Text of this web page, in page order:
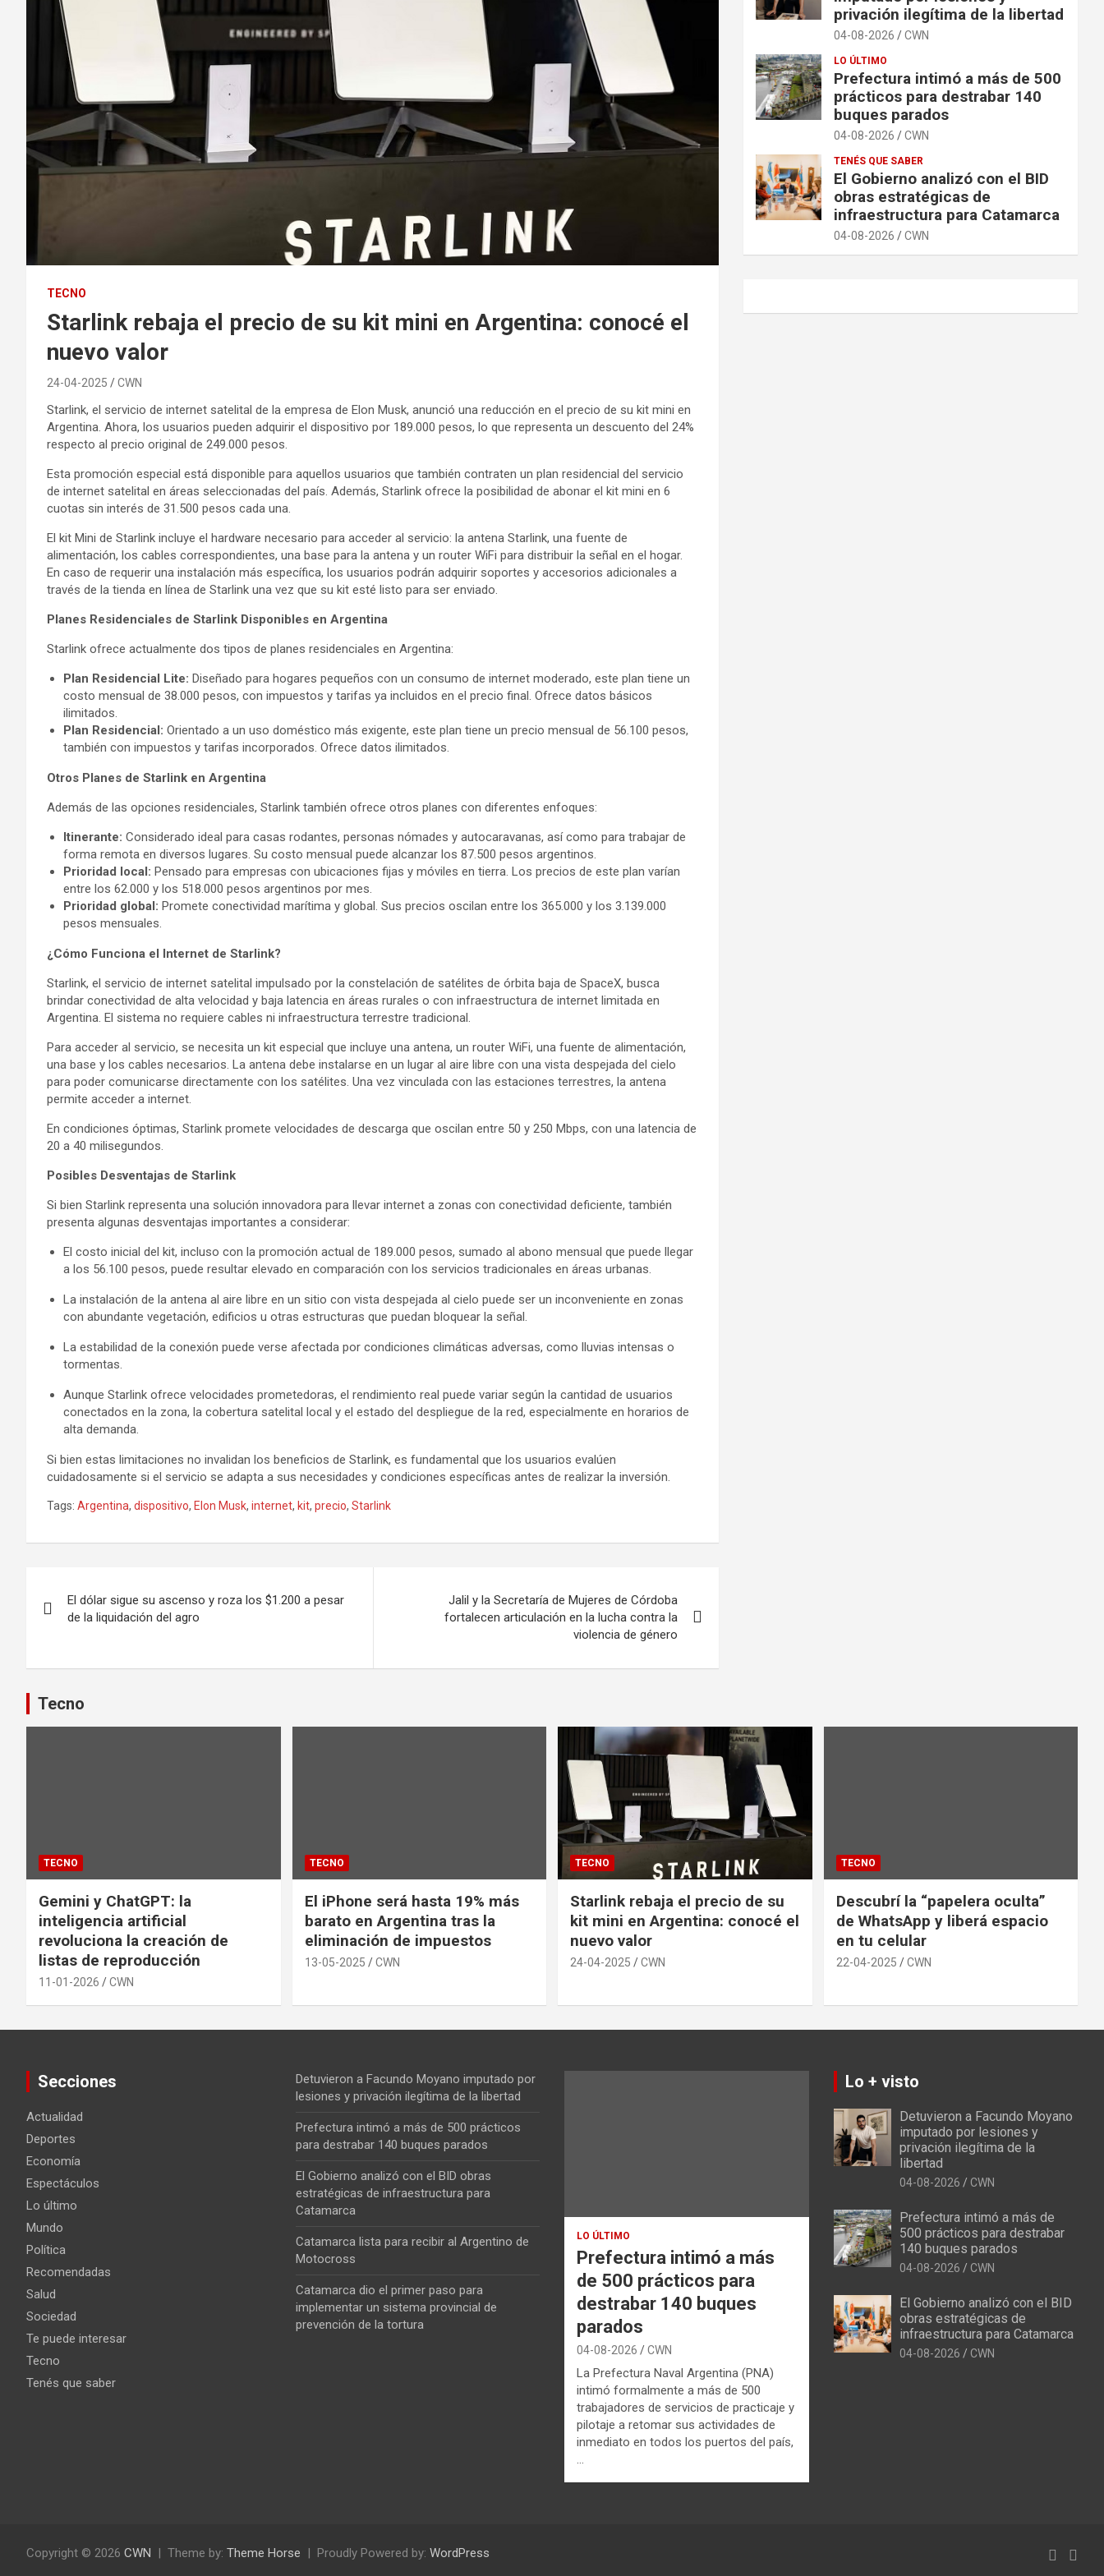
TECNO
Starlink rebaja el precio de su kit mini en Argentina: conocé el
nuevo valor
24-04-2025 CWN
Starlink, el servicio de internet satelital de la empresa de Elon Musk, anunció una reducción en el precio de su kit mini en
Argentina. Ahora, los usuarios pueden adquirir el dispositivo por 189.000 pesos, lo que representa un descuento del 24%
respecto al precio original de 249.000 pesos.
Esta promoción especial está disponible para aquellos usuarios que también contraten un plan residencial del servicio
de internet satelital en áreas seleccionadas del país. Además, Starlink ofrece la posibilidad de abonar el kit mini en 6
cuotas sin interés de 31.500 pesos cada una.
El kit Mini de Starlink incluye el hardware necesario para acceder al servicio: la antena Starlink, una fuente de
alimentación, los cables correspondientes, una base para la antena y un router WiFi para distribuir la señal en el hogar.
En caso de requerir una instalación más específica, los usuarios podrán adquirir soportes y accesorios adicionales a
través de la tienda en línea de Starlink una vez que su kit esté listo para ser enviado.
Planes Residenciales de Starlink Disponibles en Argentina
Starlink ofrece actualmente dos tipos de planes residenciales en Argentina:
Plan Residencial Lite: Diseñado para hogares pequeños con un consumo de internet moderado, este plan tiene un
costo mensual de 38.000 pesos, con impuestos y tarifas ya incluidos en el precio final. Ofrece datos básicos
ilimitados.
Plan Residencial: Orientado a un uso doméstico más exigente, este plan tiene un precio mensual de 56.100 pesos,
también con impuestos y tarifas incorporados. Ofrece datos ilimitados.
Otros Planes de Starlink en Argentina
Además de las opciones residenciales, Starlink también ofrece otros planes con diferentes enfoques:
Itinerante: Considerado ideal para casas rodantes, personas nómades y autocaravanas, así como para trabajar de
forma remota en diversos lugares. Su costo mensual puede alcanzar los 87.500 pesos argentinos.
Prioridad local: Pensado para empresas con ubicaciones fijas y móviles en tierra. Los precios de este plan varían
entre los 62.000 y los 518.000 pesos argentinos por mes.
Prioridad global: Promete conectividad marítima y global. Sus precios oscilan entre los 365.000 y los 3.139.000
pesos mensuales.
¿Cómo Funciona el Internet de Starlink?
Starlink, el servicio de internet satelital impulsado por la constelación de satélites de órbita baja de SpaceX, busca
brindar conectividad de alta velocidad y baja latencia en áreas rurales o con infraestructura de internet limitada en
Argentina. El sistema no requiere cables ni infraestructura terrestre tradicional.
Para acceder al servicio, se necesita un kit especial que incluye una antena, un router WiFi, una fuente de alimentación,
una base y los cables necesarios. La antena debe instalarse en un lugar al aire libre con una vista despejada del cielo
para poder comunicarse directamente con los satélites. Una vez vinculada con las estaciones terrestres, la antena
permite acceder a internet.
En condiciones óptimas, Starlink promete velocidades de descarga que oscilan entre 50 y 250 Mbps, con una latencia de
20 a 40 milisegundos.
Posibles Desventajas de Starlink
Si bien Starlink representa una solución innovadora para llevar internet a zonas con conectividad deficiente, también
presenta algunas desventajas importantes a considerar:
El costo inicial del kit, incluso con la promoción actual de 189.000 pesos, sumado al abono mensual que puede llegar
a los 56.100 pesos, puede resultar elevado en comparación con los servicios tradicionales en áreas urbanas.
La instalación de la antena al aire libre en un sitio con vista despejada al cielo puede ser un inconveniente en zonas
con abundante vegetación, edificios u otras estructuras que puedan bloquear la señal.
La estabilidad de la conexión puede verse afectada por condiciones climáticas adversas, como lluvias intensas o
tormentas.
Aunque Starlink ofrece velocidades prometedoras, el rendimiento real puede variar según la cantidad de usuarios
conectados en la zona, la cobertura satelital local y el estado del despliegue de la red, especialmente en horarios de
alta demanda.
Si bien estas limitaciones no invalidan los beneficios de Starlink, es fundamental que los usuarios evalúen
cuidadosamente si el servicio se adapta a sus necesidades y condiciones específicas antes de realizar la inversión.
Tags: Argentina, dispositivo, Elon Musk, internet, kit, precio, Starlink
de
El dólar sigue su ascenso y roza los $1.200 a pesar
de la liquidación del agro
Jalil y la Secretaría de Mujeres de Córdoba
fortalecen articulación en la lucha contra la
violencia de género
privación ilegítima de la libertad
04-08-2026 CWN
LO ÚLTIMO
Prefectura intimó a más de 500
prácticos para destrabar 140
buques parados
04-08-2026 CWN
TENÉS QUE SABER
El Gobierno analizó con el BID
obras estratégicas de
infraestructura para Catamarca
04-08-2026 CWN
Tecno
TECNO
Gemini y ChatGPT: la
inteligencia artificial
revoluciona la creación de
listas de reproducción
11-01-2026 CWN
TECNO
El iPhone será hasta 19% más
barato en Argentina tras la
eliminación de impuestos
13-05-2025 CWN
TECNO
Starlink rebaja el precio de su
kit mini en Argentina: conocé el
nuevo valor
24-04-2025 CWN
TECNO
Descubrí la “papelera oculta”
de WhatsApp y liberá espacio
en tu celular
22-04-2025 CWN
Secciones
Actualidad
Deportes
Economía
Espectáculos
Lo último
Mundo
Política
Recomendadas
Salud
Sociedad
Te puede interesar
Tecno
Tenés que saber
Detuvieron a Facundo Moyano imputado por
lesiones y privación ilegítima de la libertad
Prefectura intimó a más de 500 prácticos
para destrabar 140 buques parados
El Gobierno analizó con el BID obras
estratégicas de infraestructura para
Catamarca
Catamarca lista para recibir al Argentino de
Motocross
Catamarca dio el primer paso para
implementar un sistema provincial de
prevención de la tortura
LO ÚLTIMO
Prefectura intimó a más
de 500 prácticos para
destrabar 140 buques
parados
04-08-2026 CWN
La Prefectura Naval Argentina (PNA)
intimó formalmente a más de 500
trabajadores de servicios de practicaje y
pilotaje a retomar sus actividades de
inmediato en todos los puertos del país,
…
Lo + visto
Detuvieron a Facundo Moyano
imputado por lesiones y
privación ilegítima de la
libertad
04-08-2026 CWN
Prefectura intimó a más de
500 prácticos para destrabar
140 buques parados
04-08-2026 CWN
El Gobierno analizó con el BID
obras estratégicas de
infraestructura para Catamarca
04-08-2026 CWN
Copyright © 2026 CWN Theme by: Theme Horse Proudly Powered by: WordPress